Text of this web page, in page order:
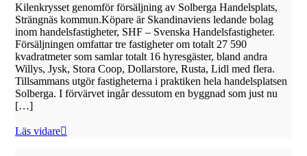
Kilenkrysset genomför försäljning av Solberga Handelsplats,
Strängnäs kommun.Köpare är Skandinaviens ledande bolag
inom handelsfastigheter, SHF – Svenska Handelsfastigheter.
Försäljningen omfattar tre fastigheter om totalt 27 590
kvadratmeter som samlar totalt 16 hyresgäster, bland andra
Willys, Jysk, Stora Coop, Dollarstore, Rusta, Lidl med flera.
Tillsammans utgör fastigheterna i praktiken hela handelsplatsen
Solberga. I förvärvet ingår dessutom en byggnad som just nu
[…]
Läs vidare